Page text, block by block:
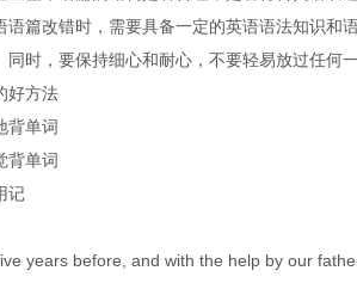
语篇改错时，需要具备一定的英语语法知识和
同时，要保持细心和耐心，不要轻易放过任何
好方法
背单词
背单词
记
years before, and with the help by our